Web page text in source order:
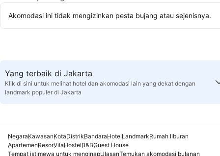
Akomodasi ini tidak mengizinkan pesta bujang atau sejenisnya.
Yang terbaik di Jakarta
Klik di sini untuk melihat hotel dan akomodasi lain yang dekat dengan
landmark populer di Jakarta
NegaraKawasanKotaDistrikBandaraHotelLandmarkRumah liburan
ApartemenResorVilaHostelB&BGuest House
Tempat istimewa untuk menginapUlasanTemukan akomodasi bulanan